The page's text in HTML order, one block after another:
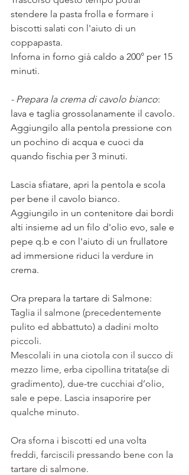
stendere la pasta frolla e formare i
biscotti salati con l'aiuto di un
coppapasta.
Inforna in forno già caldo a 200° per 15
minuti.
- Prepara la crema di cavolo bianco:
lava e taglia grossolanamente il cavolo.
Aggiungilo alla pentola pressione con
un pochino di acqua e cuoci da
quando fischia per 3 minuti.
Lascia sfiatare, apri la pentola e scola
per bene il cavolo bianco.
Aggiungilo in un contenitore dai bordi
alti insieme ad un filo d'olio evo, sale e
pepe q.b e con l'aiuto di un frullatore
ad immersione riduci la verdure in
crema.
Ora prepara la tartare di Salmone:
Taglia il salmone (precedentemente
pulito ed abbattuto) a dadini molto
piccoli.
Mescolali in una ciotola con il succo di
mezzo lime, erba cipollina tritata(se di
gradimento), due-tre cucchiai d’olio,
sale e pepe. Lascia insaporire per
qualche minuto.
Ora sforna i biscotti ed una volta
freddi, farciscili pressando bene con la
tartare di salmone.